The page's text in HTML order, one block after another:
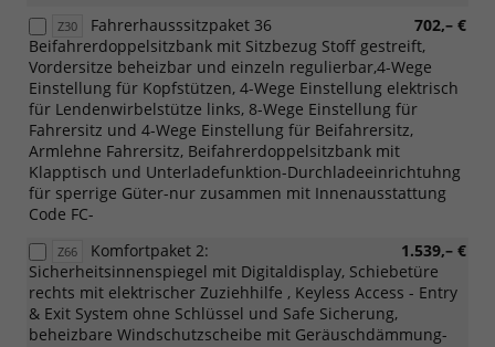
Z30 702,– €
Fahrerhausssitzpaket 36
Beifahrerdoppelsitzbank mit Sitzbezug Stoff gestreift,
Vordersitze beheizbar und einzeln regulierbar,4-Wege
Einstellung für Kopfstützen, 4-Wege Einstellung elektrisch
für Lendenwirbelstütze links, 8-Wege Einstellung für
Fahrersitz und 4-Wege Einstellung für Beifahrersitz,
Armlehne Fahrersitz, Beifahrerdoppelsitzbank mit
Klapptisch und Unterladefunktion-Durchladeeinrichtuhng
für sperrige Güter-nur zusammen mit Innenausstattung
Code FC-
Z66 1.539,– €
Komfortpaket 2:
Sicherheitsinnenspiegel mit Digitaldisplay, Schiebetüre
rechts mit elektrischer Zuziehhilfe , Keyless Access - Entry
& Exit System ohne Schlüssel und Safe Sicherung,
beheizbare Windschutzscheibe mit Geräuschdämmung-